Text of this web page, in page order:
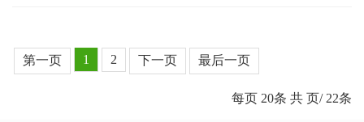
第一页 1 2 下一页 最后一页
每页 20条 共 页/22条